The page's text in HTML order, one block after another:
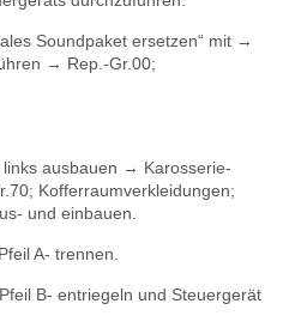
Soundpaket ersetzen“ mit →
→ Rep.-Gr.00;
ausbauen → Karosserie-
Kofferraumverkleidungen;
und einbauen.
A- trennen.
B- entriegeln und Steuergerät